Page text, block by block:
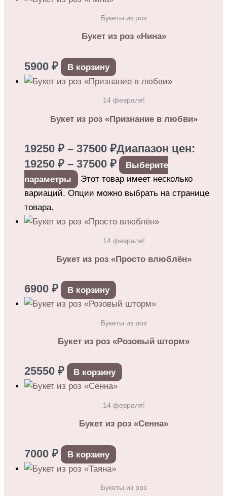
Букеты из роз
Букет из роз «Нина»
5900 ₽ В корзину
14 февраля!
Букет из роз «Признание в любви»
19250 ₽ – 37500 ₽Диапазон цен:
19250 ₽ – 37500 ₽
Выберите
параметры
Этот товар имеет несколько
вариаций. Опции можно выбрать на странице
товара.
14 февраля!
Букет из роз «Просто влюблён»
6900 ₽ В корзину
Букеты из роз
Букет из роз «Розовый шторм»
25550 ₽ В корзину
14 февраля!
Букет из роз «Сенна»
7000 ₽ В корзину
Букеты из роз